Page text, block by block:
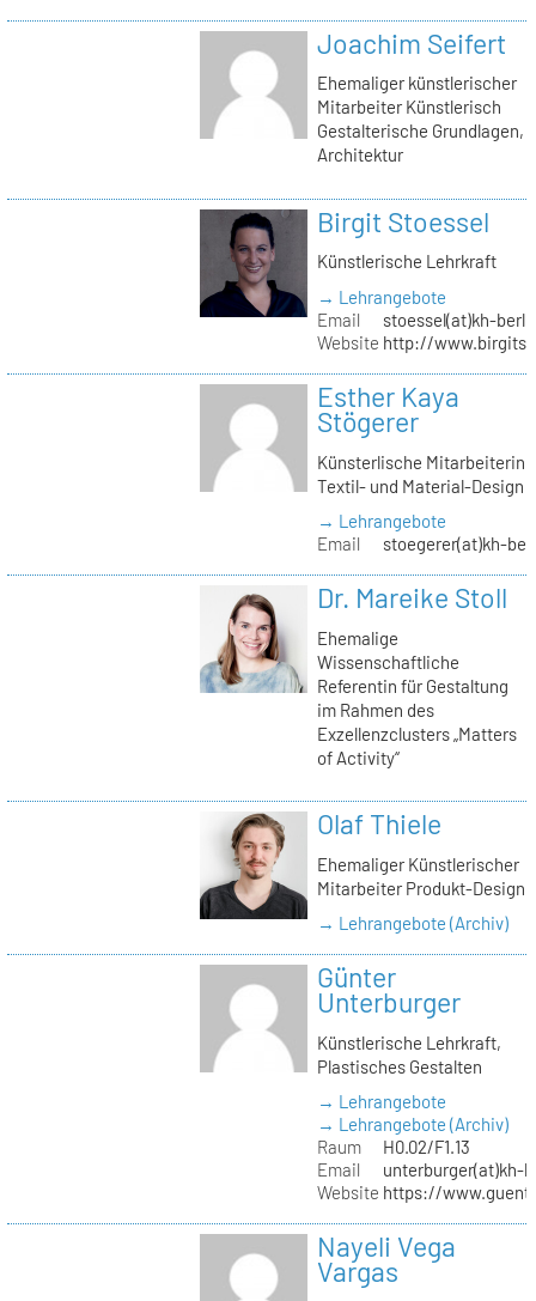
Joachim Seifert
Ehemaliger künstlerischer
Mitarbeiter Künstlerisch
Gestalterische Grundlagen,
Architektur
Birgit Stoessel
Künstlerische Lehrkraft
→ Lehrangebote
Email
stoessel(at)kh-
Website http://
Esther Kaya
Stögerer
Künsterlische Mitarbeiterin
Textil- und Material-Design
→ Lehrangebote
Email
stoegerer(at)kh-
Dr. Mareike Stoll
Ehemalige
Wissenschaftliche
Referentin für Gestaltung
im Rahmen des
Exzellenzclusters „Matters
of Activity“
Olaf Thiele
Ehemaliger Künstlerischer
Mitarbeiter Produkt-Design
→ Lehrangebote (Archiv)
Günter
Unterburger
Künstlerische Lehrkraft,
Plastisches Gestalten
→ Lehrangebote
→ Lehrangebote (Archiv)
Raum
H0.02/F1.13
Email
unterburger(at)kh-
Website https://
Nayeli Vega
Vargas